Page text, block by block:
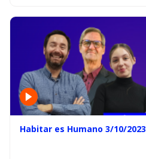
Habitar es Humano 3/10/2023